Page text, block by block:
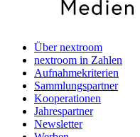
Über nextroom
nextroom in Zahlen
Aufnahmekriterien
Sammlungspartner
Kooperationen
Jahrespartner
Newsletter